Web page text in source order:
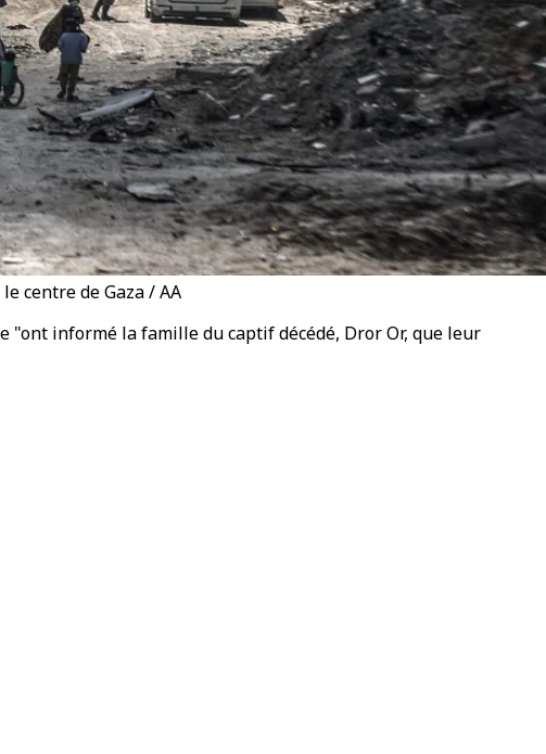
centre de Gaza / AA
informé la famille du captif décédé, Dror Or, que leur